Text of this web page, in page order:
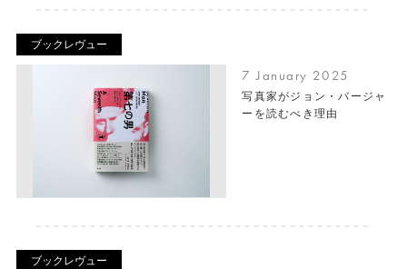
ブックレヴュー
7 January 2025
写真家がジョン・バージャ
ーを読むべき理由
ブックレヴュー